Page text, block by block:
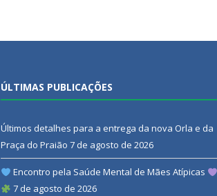
ÚLTIMAS PUBLICAÇÕES
Últimos detalhes para a entrega da nova Orla e da
Praça do Praião 7 de agosto de 2026
Encontro pela Saúde Mental de Mães Atípicas
7 de agosto de 2026